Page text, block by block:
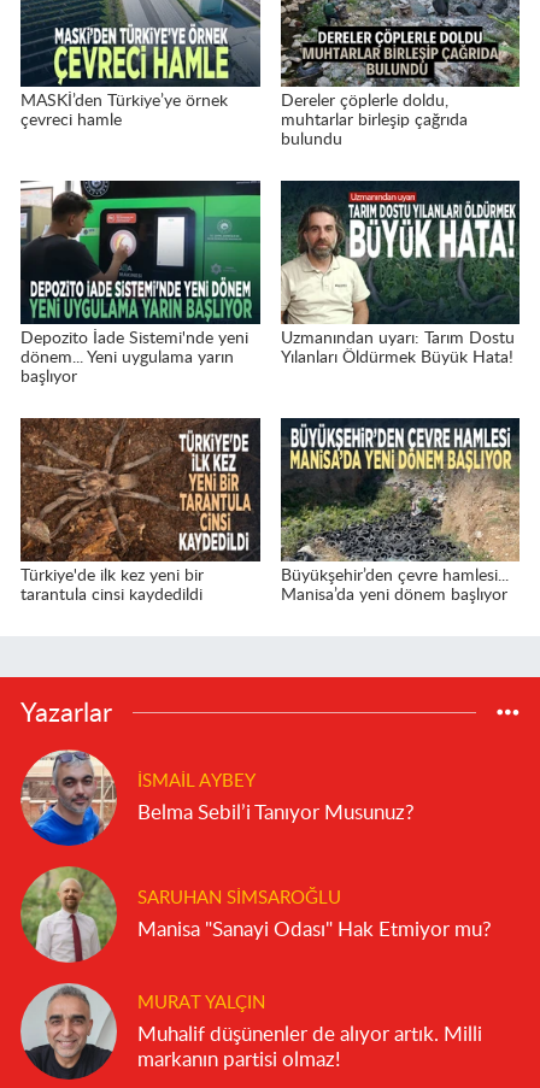
MASKİ’den Türkiye’ye örnek
çevreci hamle
Dereler çöplerle doldu,
muhtarlar birleşip çağrıda
bulundu
Depozito İade Sistemi'nde yeni
dönem... Yeni uygulama yarın
başlıyor
Uzmanından uyarı: Tarım Dostu
Yılanları Öldürmek Büyük Hata!
Türkiye'de ilk kez yeni bir
tarantula cinsi kaydedildi
Büyükşehir’den çevre hamlesi...
Manisa’da yeni dönem başlıyor
Yazarlar
İSMAIL AYBEY
Belma Sebil’i Tanıyor Musunuz?
SARUHAN SIMSAROĞLU
Manisa "Sanayi Odası" Hak Etmiyor mu?
MURAT YALÇIN
Muhalif düşünenler de alıyor artık. Milli
markanın partisi olmaz!